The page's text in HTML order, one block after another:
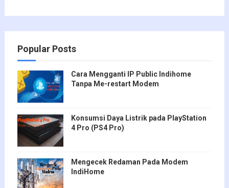
Popular Posts
Cara Mengganti IP Public Indihome
Tanpa Me-restart Modem
Konsumsi Daya Listrik pada PlayStation
4 Pro (PS4 Pro)
Mengecek Redaman Pada Modem
IndiHome